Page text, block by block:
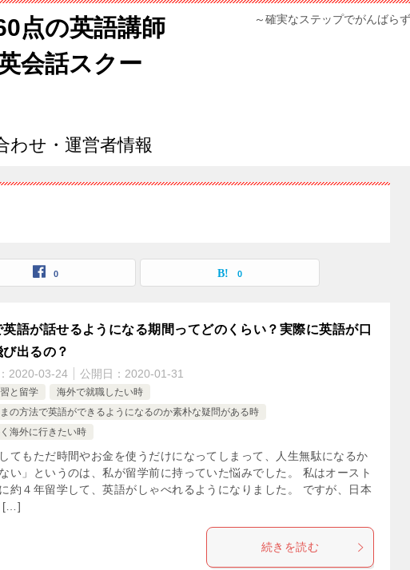
点の英語講師
会話スクー
～確実なステップでがんばら
わせ・運営者情報
0 0
英語が話せるようになる期間ってどのくらい？実際に英語が口
出るの？
2020-03-24 公開日： 2020-01-31
と留学
海外で就職したい時
の方法で英語ができるようになるのか素朴な疑問がある時
海外に行きたい時
してもただ時間やお金を使うだけになってしまって、人生無駄になるか
い」というのは、私が留学前に持っていた悩みでした。 私はオースト
約４年留学して、英語がしゃべれるようになりました。 ですが、日本
[…]
続きを読む